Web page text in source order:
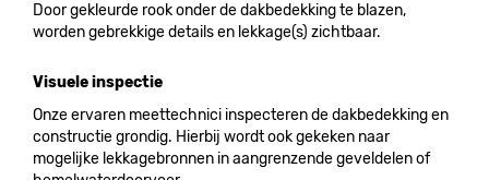
Door gekleurde rook onder de dakbedekking te blazen,
worden gebrekkige details en lekkage(s) zichtbaar.
Visuele inspectie
Onze ervaren meettechnici inspecteren de dakbedekking en
constructie grondig. Hierbij wordt ook gekeken naar
mogelijke lekkagebronnen in aangrenzende geveldelen of